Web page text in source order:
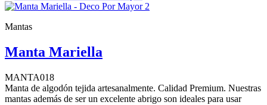
Mantas
Manta Mariella
MANTA018
Manta de algodón tejida artesanalmente. Calidad Premium. Nuestras
mantas además de ser un excelente abrigo son ideales para usar